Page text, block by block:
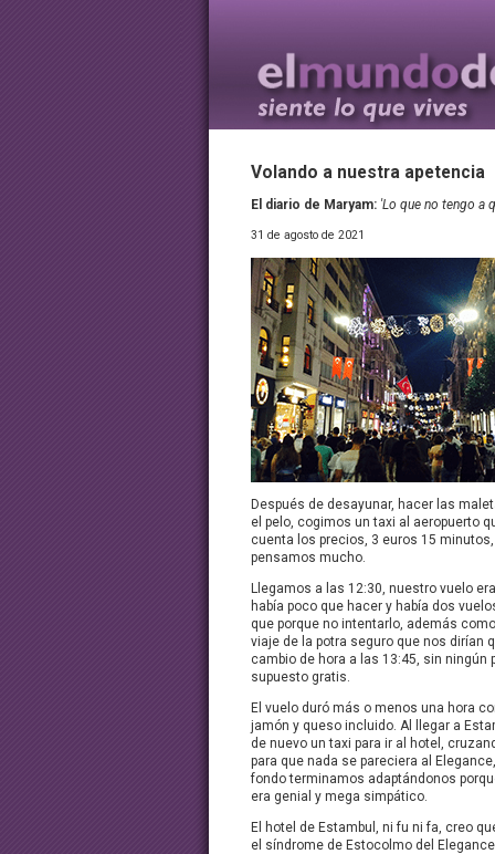
Volando a nuestra apetencia
El diario de Maryam: 'Lo que no tengo a
31 de agosto de 2021
Después de desayunar, hacer las
el pelo, cogimos un taxi al aeropuerto
cuenta los precios, 3 euros 15
pensamos mucho.
Llegamos a las 12:30, nuestro vuelo
había poco que hacer y había dos
que porque no intentarlo, además
viaje de la potra seguro que nos dirían
cambio de hora a las 13:45, sin ningún
supuesto gratis.
El vuelo duró más o menos una hora
jamón y queso incluido. Al llegar a
de nuevo un taxi para ir al hotel,
para que nada se pareciera al
fondo terminamos adaptándonos
era genial y mega simpático.
El hotel de Estambul, ni fu ni fa, creo
el síndrome de Estocolmo del